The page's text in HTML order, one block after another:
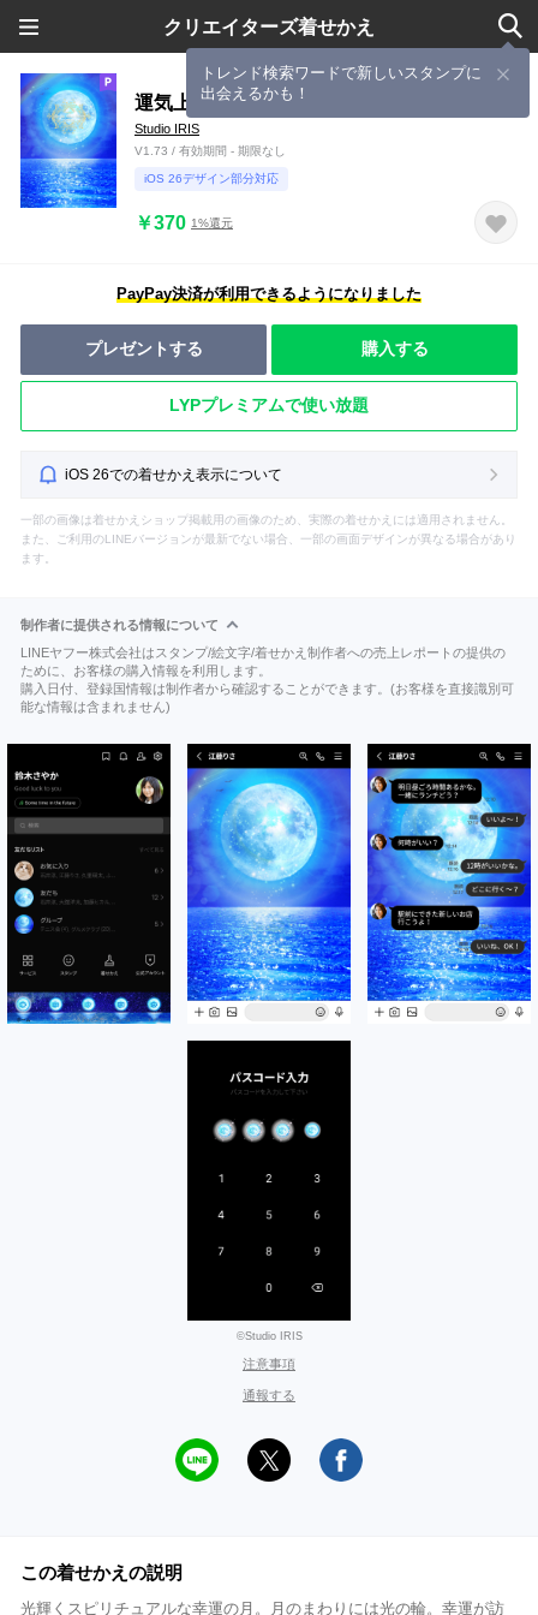
クリエイターズ着せかえ
トレンド検索ワードで新しいスタンプに
出会えるかも！
運気上昇 Lucky Blue Moon6
Studio IRIS
V1.73 / 有効期間 - 期限なし
iOS 26デザイン部分対応
￥370 1%還元
PayPay決済が利用できるようになりました
プレゼントする 購入する
LYPプレミアムで使い放題
iOS 26での着せかえ表示について
一部の画像は着せかえショップ掲載用の画像のため、実際の着せかえには適用されません。
また、ご利用のLINEバージョンが最新でない場合、一部の画面デザインが異なる場合があり
ます。
制作者に提供される情報について
LINEヤフー株式会社はスタンプ/絵文字/着せかえ制作者への売上レポートの提供の
ために、お客様の購入情報を利用します。
購入日付、登録国情報は制作者から確認することができます。(お客様を直接識別可
能な情報は含まれません)
©Studio IRIS
注意事項
通報する
この着せかえの説明
光輝くスピリチュアルな幸運の月。月のまわりには光の輪。幸運が訪